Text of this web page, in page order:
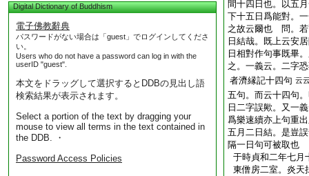
Digital Dictionary of Buddhism
電子佛教辭典
パスワードがない場合は「guest」でログインしてくださ
い。
Users who do not have a password can log in with the
userID "guest".
本文をドラッグして選択するとDDBの見出し語
検索結果が表示されます。
Select a portion of the text by dragging your
mouse to view all terms in the text contained in
the DDB. ・
Password Access Policies
間十四日也。以五
下十五日爲能對。
之故云爾也 問。若
日結哉。既上云安
日相對作句事既畢
之。一義云。二字
者濟縁記十四句 云
五句。而云十四句
日二字誤歟。又一
爲樂速續亦上句重
五月二日結。是豈
隔一日句可被取也
于時貞和二年七月
東僧房二室。炎天